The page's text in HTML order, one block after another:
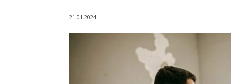
21.01.2024